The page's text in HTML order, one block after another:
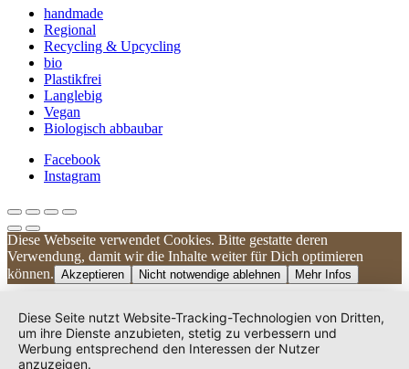
handmade
Regional
Recycling & Upcycling
bio
Plastikfrei
Langlebig
Vegan
Biologisch abbaubar
Facebook
Instagram
Diese Webseite verwendet Cookies. Bitte gestatte deren
Verwendung, damit wir die Inhalte weiter für Dich optimieren
können. Akzeptieren Nicht notwendige ablehnen Mehr Infos
Kundenbewertungen und Erfahrungen zu
UNIQUE DOG
100%
Empfehlungen auf
ProvenExpert.com
SEHR GUT
4,83 / 5,00
Diese Seite nutzt Website-Tracking-Technologien von Dritten,
um ihre Dienste anzubieten, stetig zu verbessern und
Werbung entsprechend den Interessen der Nutzer
anzuzeigen.